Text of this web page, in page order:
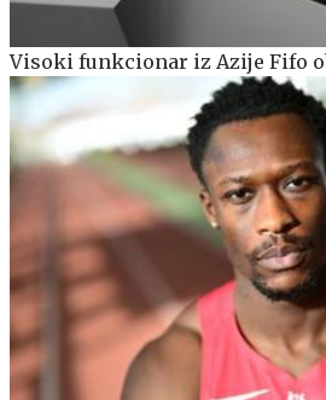
Visoki funkcionar iz Azije Fifo